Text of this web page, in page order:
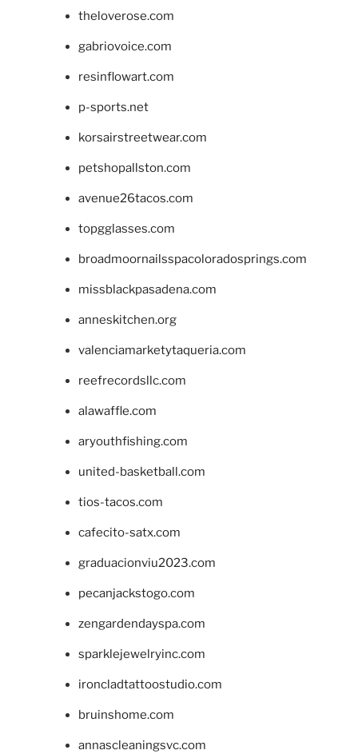
theloverose.com
gabriovoice.com
resinflowart.com
p-sports.net
korsairstreetwear.com
petshopallston.com
avenue26tacos.com
topgglasses.com
broadmoornailsspacoloradosprings.com
missblackpasadena.com
anneskitchen.org
valenciamarketytaqueria.com
reefrecordsllc.com
alawaffle.com
aryouthfishing.com
united-basketball.com
tios-tacos.com
cafecito-satx.com
graduacionviu2023.com
pecanjackstogo.com
zengardendayspa.com
sparklejewelryinc.com
ironcladtattoostudio.com
bruinshome.com
annascleaningsvc.com